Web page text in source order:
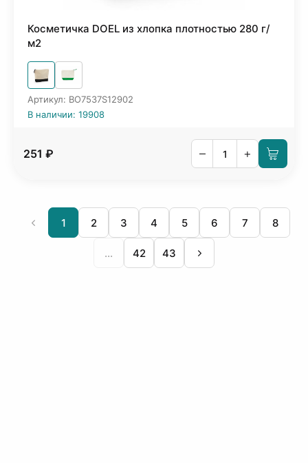
Косметичка DOEL из хлопка плотностью 280 г/
м2
Артикул: BO7537S12902
В наличии: 19908
251 ₽ – +
1 2 3 4 5 6 7 8
... 42 43